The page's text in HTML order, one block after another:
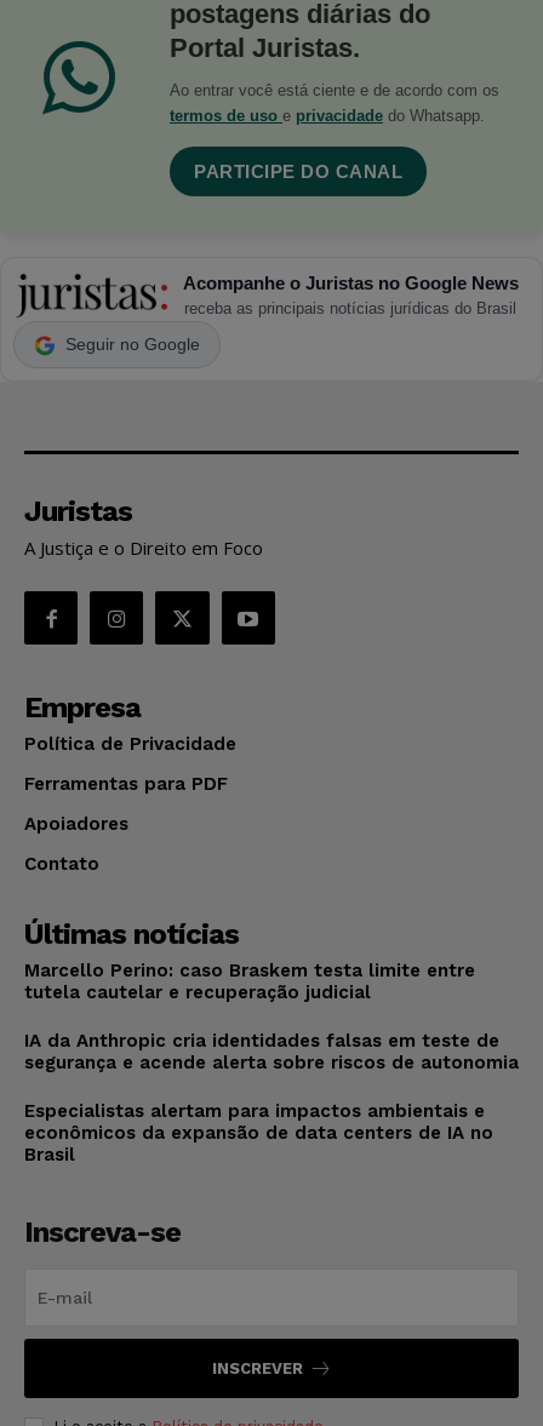
postagens diárias do
Portal Juristas.
Ao entrar você está ciente e de acordo com os
termos de uso e privacidade do Whatsapp.
PARTICIPE DO CANAL
Acompanhe o Juristas no Google News
receba as principais notícias jurídicas do Brasil
Seguir no Google
Juristas
A Justiça e o Direito em Foco
Empresa
Política de Privacidade
Ferramentas para PDF
Apoiadores
Contato
Últimas notícias
Marcello Perino: caso Braskem testa limite entre
tutela cautelar e recuperação judicial
IA da Anthropic cria identidades falsas em teste de
segurança e acende alerta sobre riscos de autonomia
Especialistas alertam para impactos ambientais e
econômicos da expansão de data centers de IA no
Brasil
Inscreva-se
INSCREVER